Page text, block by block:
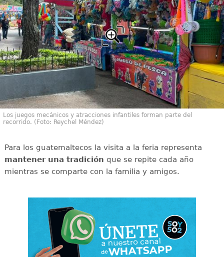
Los juegos mecánicos y atracciones infantiles forman parte del
recorrido. (Foto: Reychel Méndez)
Para los guatemaltecos la visita a la feria representa
mantener una tradición que se repite cada año
mientras se comparte con la familia y amigos.